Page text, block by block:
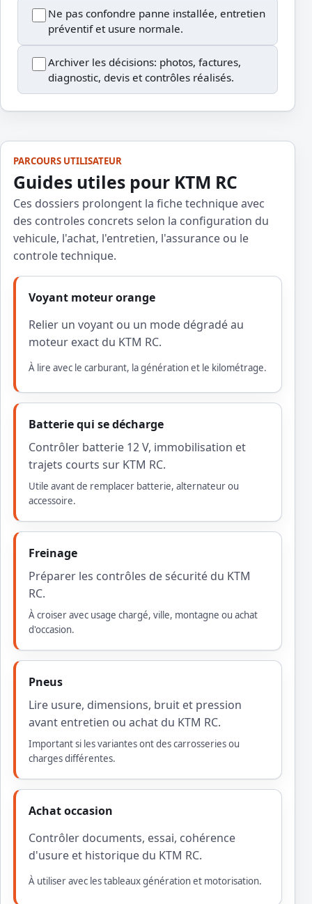
Ne pas confondre panne installée, entretien
préventif et usure normale.
Archiver les décisions: photos, factures,
diagnostic, devis et contrôles réalisés.
PARCOURS UTILISATEUR
Guides utiles pour KTM RC
Ces dossiers prolongent la fiche technique avec
des controles concrets selon la configuration du
vehicule, l'achat, l'entretien, l'assurance ou le
controle technique.
Voyant moteur orange
Relier un voyant ou un mode dégradé au
moteur exact du KTM RC.
À lire avec le carburant, la génération et le kilométrage.
Batterie qui se décharge
Contrôler batterie 12 V, immobilisation et
trajets courts sur KTM RC.
Utile avant de remplacer batterie, alternateur ou
accessoire.
Freinage
Préparer les contrôles de sécurité du KTM
RC.
À croiser avec usage chargé, ville, montagne ou achat
d'occasion.
Pneus
Lire usure, dimensions, bruit et pression
avant entretien ou achat du KTM RC.
Important si les variantes ont des carrosseries ou
charges différentes.
Achat occasion
Contrôler documents, essai, cohérence
d'usure et historique du KTM RC.
À utiliser avec les tableaux génération et motorisation.